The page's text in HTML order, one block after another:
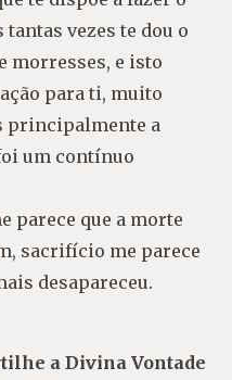
vezes te dou o
morresses, e isto
para ti, muito
principalmente a
um contínuo
parece que a morte
sacrifício me parece
desapareceu.
a Divina Vontade